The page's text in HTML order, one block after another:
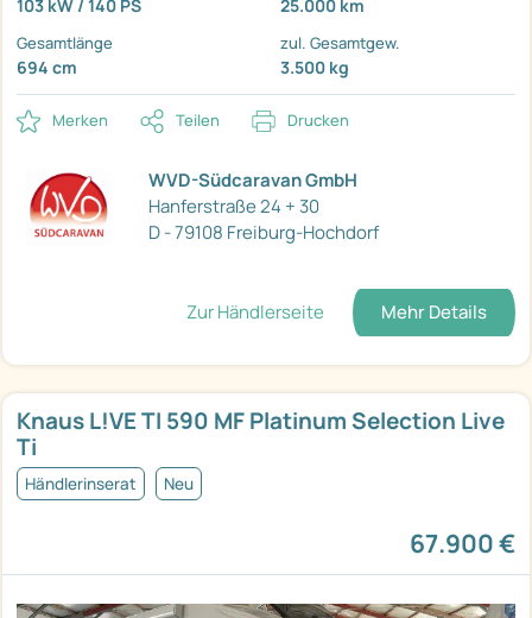
103 kW / 140 PS 25.000 km
Gesamtlänge
694 cm
zul. Gesamtgew.
3.500 kg
Merken Teilen Drucken
WVD-Südcaravan GmbH
Hanferstraße 24 + 30
D - 79108 Freiburg-Hochdorf
Zur Händlerseite Mehr Details
Knaus L!VE TI 590 MF Platinum Selection Live
Ti
Händlerinserat Neu
67.900 €